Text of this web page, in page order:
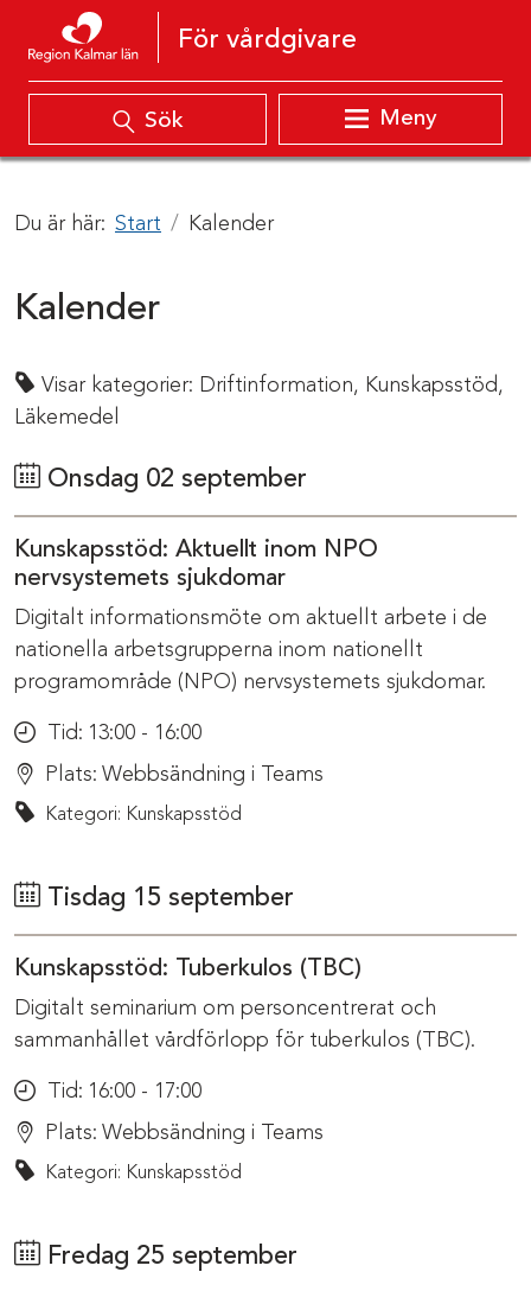
Hoppa till innehåll
För vårdgivare
Sök Meny
Du är här: Start Kalender
Kalender
Visar kategorier: Driftinformation, Kunskapsstöd,
Läkemedel
Onsdag 02 september
Kunskapsstöd: Aktuellt inom NPO
nervsystemets sjukdomar
Digitalt informationsmöte om aktuellt arbete i de
nationella arbetsgrupperna inom nationellt
programområde (NPO) nervsystemets sjukdomar.
Tid: 13:00 - 16:00
Plats: Webbsändning i Teams
Kategori: Kunskapsstöd
Tisdag 15 september
Kunskapsstöd: Tuberkulos (TBC)
Digitalt seminarium om personcentrerat och
sammanhållet vårdförlopp för tuberkulos (TBC).
Tid: 16:00 - 17:00
Plats: Webbsändning i Teams
Kategori: Kunskapsstöd
Fredag 25 september